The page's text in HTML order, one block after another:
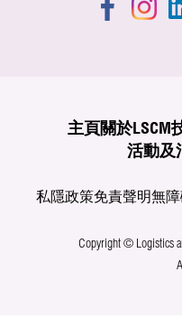
主頁 關於LSCM
活動及
私隱政策免責聲明無
Copyright © Logistics